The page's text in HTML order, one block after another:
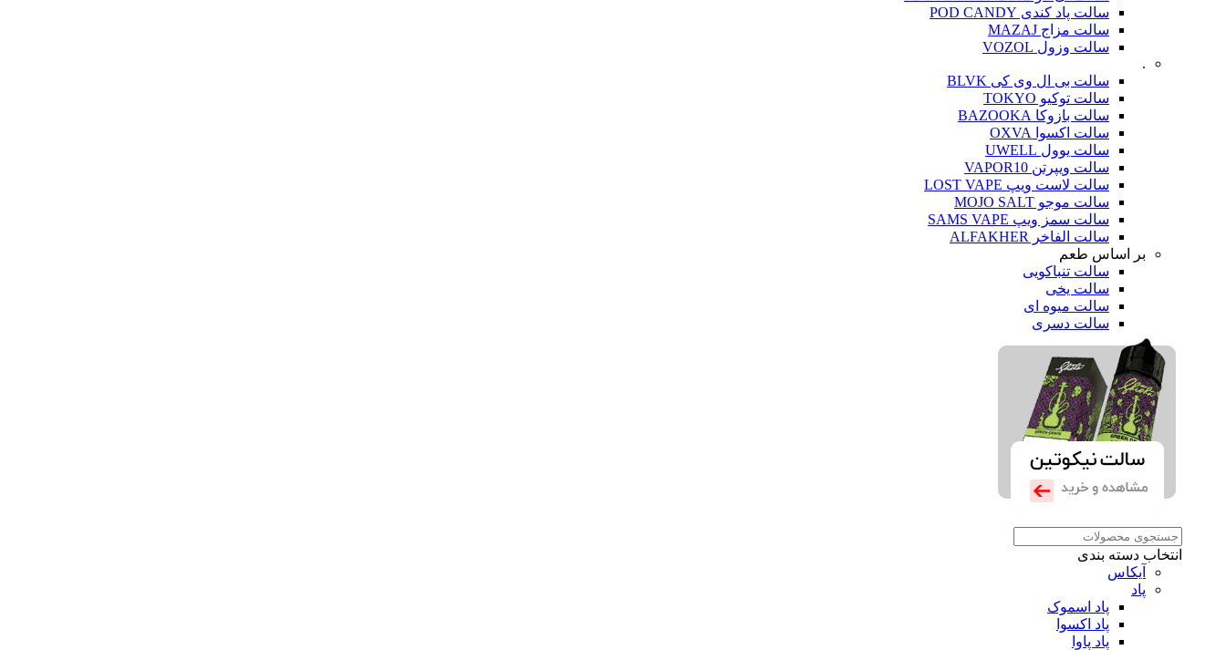
سالت پاد کندی POD CANDY
سالت مزاج MAZAJ
سالت وزول VOZOL
.
سالت بی ال وی کی BLVK
سالت توکیو TOKYO
سالت بازوکا BAZOOKA
سالت اکسوا OXVA
سالت یوول UWELL
سالت ویپرتن VAPOR10
سالت لاست ویپ LOST VAPE
سالت موجو MOJO SALT
سالت سمز ویپ SAMS VAPE
سالت الفاخر ALFAKHER
بر اساس طعم
سالت تنباکویی
سالت یخی
سالت میوه ای
سالت دسری
انتخاب دسته بندی
آیکاس
پاد
پاد اسموک
پاد اکسوا
پاد پاوا